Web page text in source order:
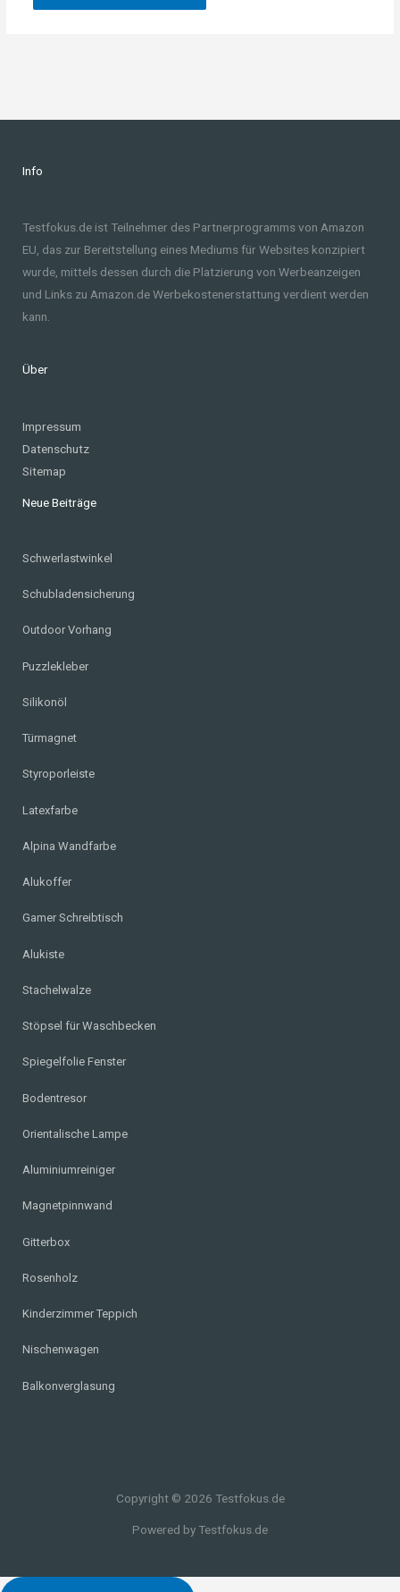
Info
Testfokus.de ist Teilnehmer des Partnerprogramms von Amazon
EU, das zur Bereitstellung eines Mediums für Websites konzipiert
wurde, mittels dessen durch die Platzierung von Werbeanzeigen
und Links zu Amazon.de Werbekostenerstattung verdient werden
kann.
Über
Impressum
Datenschutz
Sitemap
Neue Beiträge
Schwerlastwinkel
Schubladensicherung
Outdoor Vorhang
Puzzlekleber
Silikonöl
Türmagnet
Styroporleiste
Latexfarbe
Alpina Wandfarbe
Alukoffer
Gamer Schreibtisch
Alukiste
Stachelwalze
Stöpsel für Waschbecken
Spiegelfolie Fenster
Bodentresor
Orientalische Lampe
Aluminiumreiniger
Magnetpinnwand
Gitterbox
Rosenholz
Kinderzimmer Teppich
Nischenwagen
Balkonverglasung
Copyright © 2026 Testfokus.de
Powered by Testfokus.de